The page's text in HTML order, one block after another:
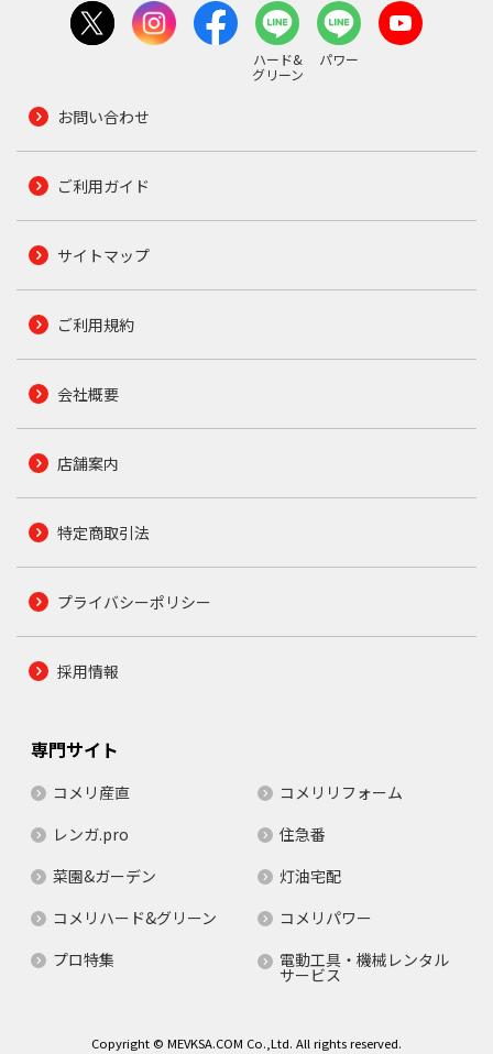
ハード&
グリーン
パワー
お問い合わせ
ご利用ガイド
サイトマップ
ご利用規約
会社概要
店舗案内
特定商取引法
プライバシーポリシー
採用情報
専門サイト
コメリ産直
コメリリフォーム
レンガ.pro
住急番
菜園&ガーデン
灯油宅配
コメリハード&グリーン
コメリパワー
プロ特集
電動工具・機械レンタル
サービス
Copyright © MEVKSA.COM Co.,Ltd. All rights reserved.